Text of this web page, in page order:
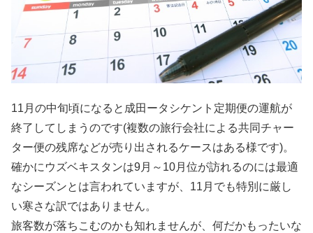
11月の中旬頃になると成田ータシケント定期便の運航が
終了してしまうのです(複数の旅行会社による共同チャー
ター便の残席などが売り出されるケースはある様です)。
確かにウズベキスタンは9月～10月位が訪れるのには最適
なシーズンとは言われていますが、11月でも特別に厳し
い寒さな訳ではありません。
旅客数が落ちこむのかも知れませんが、何だかもったいな